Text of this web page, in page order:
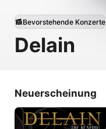
Delain
Bevorstehende Konzerte
Neuerscheinung